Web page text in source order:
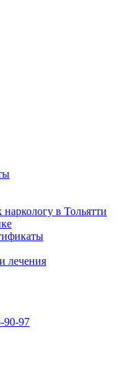
в Тольятти
лечения
90-97